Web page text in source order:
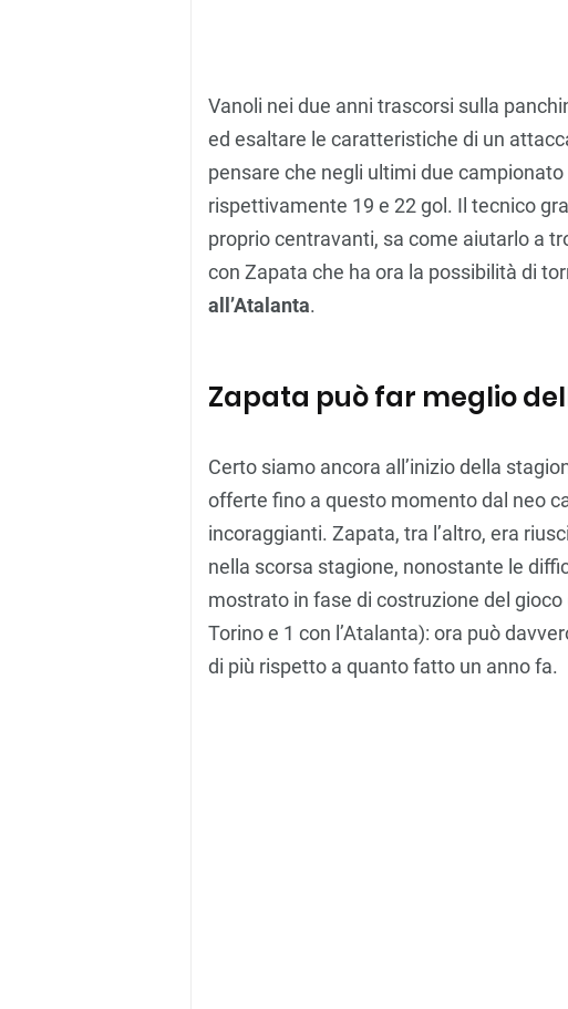
Vanoli nei due anni trascorsi sulla
ed esaltare le caratteristiche di un
pensare che negli ultimi due
rispettivamente 19 e 22 gol. Il tecnico
proprio centravanti, sa come aiutarlo a
con Zapata che ha ora la possibilità di
all’Atalanta.
Zapata può far meglio
Certo siamo ancora all’inizio della
offerte fino a questo momento dal neo
incoraggianti. Zapata, tra l’altro, era
nella scorsa stagione, nonostante le
mostrato in fase di costruzione del gioco
Torino e 1 con l’Atalanta): ora può
di più rispetto a quanto fatto un anno fa.